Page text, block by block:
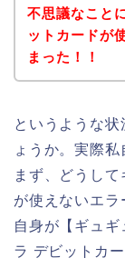
不思議なこと
ットカードが
まった！！
というような
ょうか。実際
まず、どうし
が使えないエラ
自身が【ギュ
ラ デビットカ